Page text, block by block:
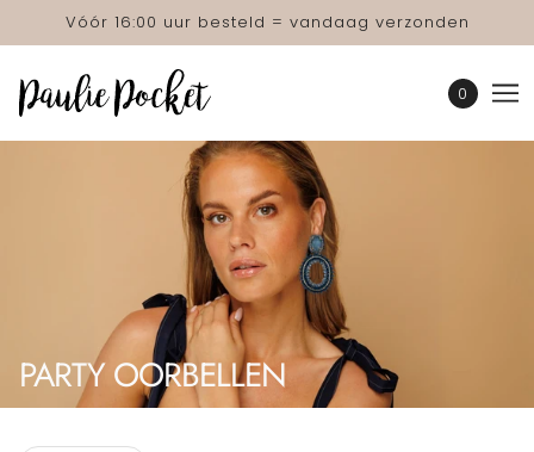
Vóór 16:00 uur besteld = vandaag verzonden
0
PARTY OORBELLEN